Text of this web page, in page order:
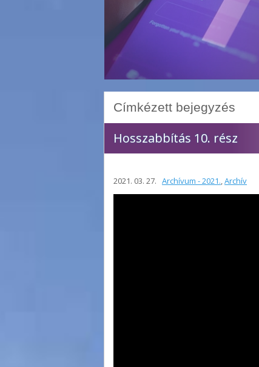
Címkézett bejegyzés
Hosszabbítás 10. rész
2021. 03. 27. Archívum - 2021.,Archív